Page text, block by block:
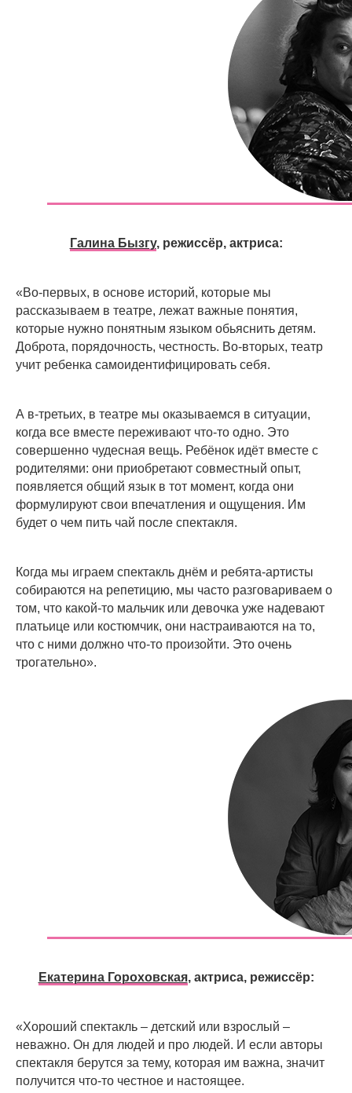
Галина Бызгу, режиссёр, актриса:
«Во-первых, в основе историй, которые мы
рассказываем в театре, лежат важные понятия,
которые нужно понятным языком обьяснить детям.
Доброта, порядочность, честность. Во-вторых, театр
учит ребенка самоидентифицировать себя.
А в-третьих, в театре мы оказываемся в ситуации,
когда все вместе переживают что-то одно. Это
совершенно чудесная вещь. Ребёнок идёт вместе с
родителями: они приобретают совместный опыт,
появляется общий язык в тот момент, когда они
формулируют свои впечатления и ощущения. Им
будет о чем пить чай после спектакля.
Когда мы играем спектакль днём и ребята-артисты
собираются на репетицию, мы часто разговариваем о
том, что какой-то мальчик или девочка уже надевают
платьице или костюмчик, они настраиваются на то,
что с ними должно что-то произойти. Это очень
трогательно».
Екатерина Гороховская, актриса, режиссёр:
«Хороший спектакль – детский или взрослый –
неважно. Он для людей и про людей. И если авторы
спектакля берутся за тему, которая им важна, значит
получится что-то честное и настоящее.